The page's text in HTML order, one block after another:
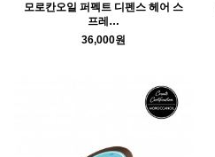
모로칸오일 퍼펙트 디펜스 헤어 스
프레…
36,000원